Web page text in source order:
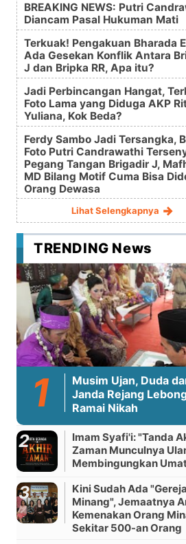
BREAKING NEWS: Putri
Diancam Pasal Hukuman Mati
Terkuak! Pengakuan Bharada
Ada Gesekan Konflik Antara
J dan Bripka RR, Apa itu?
Jadi Perbincangan Hangat,
Foto Lama yang Diduga AKP
Yuliana, Kok Beda?
Ferdy Sambo Jadi Tersangka,
Foto Putri Candrawathi
Pegang Tangan Brigadir J,
MD Bilang Motif Cuma Bisa
Orang Dewasa
Lihat Selengkapnya
TRENDING News
Musim Ujan, Duda
Janda Rejang
Ramai Nikah
Imam Syafi'i: "Tanda
Zaman Munculnya
Membingungkan
Kini Sudah Ada "Gereja
Minang", Jemaatnya
Kemenakan Orang
Sekitar 500-an Orang